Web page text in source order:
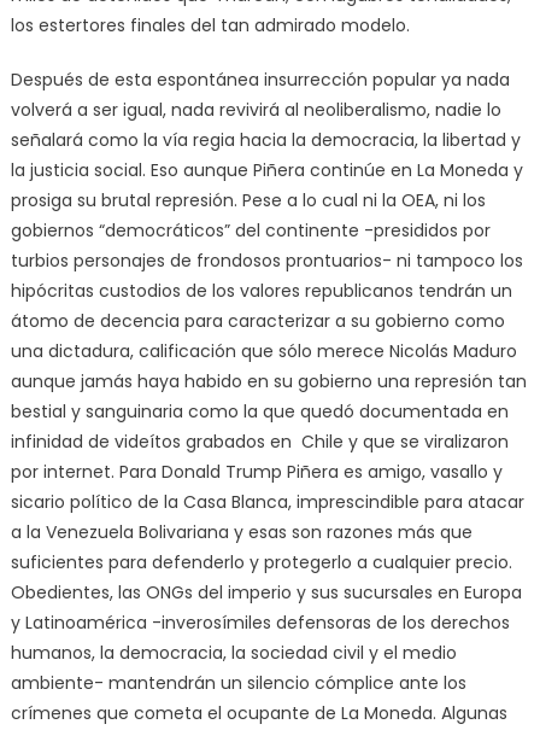
los estertores finales del tan admirado modelo.
Después de esta espontánea insurrección popular ya nada
volverá a ser igual, nada revivirá al neoliberalismo, nadie lo
señalará como la vía regia hacia la democracia, la libertad y
la justicia social. Eso aunque Piñera continúe en La Moneda y
prosiga su brutal represión. Pese a lo cual ni la OEA, ni los
gobiernos “democráticos” del continente -presididos por
turbios personajes de frondosos prontuarios- ni tampoco los
hipócritas custodios de los valores republicanos tendrán un
átomo de decencia para caracterizar a su gobierno como
una dictadura, calificación que sólo merece Nicolás Maduro
aunque jamás haya habido en su gobierno una represión tan
bestial y sanguinaria como la que quedó documentada en
infinidad de videítos grabados en Chile y que se viralizaron
por internet. Para Donald Trump Piñera es amigo, vasallo y
sicario político de la Casa Blanca, imprescindible para atacar
a la Venezuela Bolivariana y esas son razones más que
suficientes para defenderlo y protegerlo a cualquier precio.
Obedientes, las ONGs del imperio y sus sucursales en Europa
y Latinoamérica -inverosímiles defensoras de los derechos
humanos, la democracia, la sociedad civil y el medio
ambiente- mantendrán un silencio cómplice ante los
crímenes que cometa el ocupante de La Moneda. Algunas